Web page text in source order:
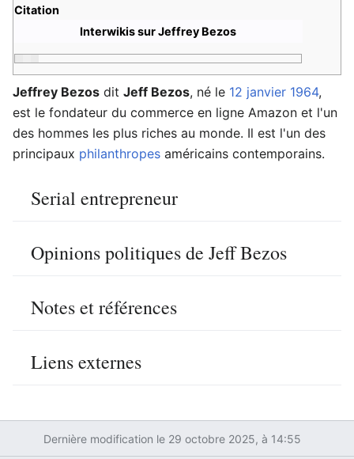
Citation
Interwikis sur Jeffrey Bezos
Jeffrey Bezos dit Jeff Bezos, né le 12 janvier 1964,
est le fondateur du commerce en ligne Amazon et l'un
des hommes les plus riches au monde. Il est l'un des
principaux philanthropes américains contemporains.
Serial entrepreneur
Opinions politiques de Jeff Bezos
Notes et références
Liens externes
Dernière modification le 29 octobre 2025, à 14:55